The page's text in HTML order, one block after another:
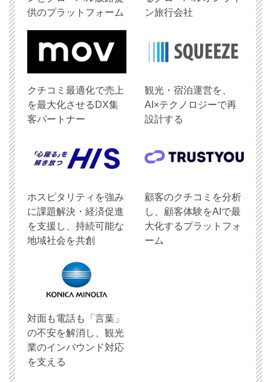
供のプラットフォーム
ン旅行会社
クチコミ最適化で売上
を最大化させるDX集
客パートナー
観光・宿泊運営を、
AI×テクノロジーで再
設計する
ホスピタリティを強み
に課題解決・経済促進
を支援し、持続可能な
地域社会を共創
顧客のクチコミを分析
し、顧客体験をAIで最
大化するプラットフォ
ーム
対面も電話も「言葉」
の不安を解消し、観光
業のインバウンド対応
を支える